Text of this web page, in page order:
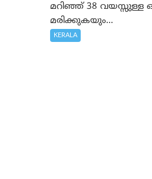
മറിഞ്ഞ് 38 വയസ്സുള്ള
മരിക്കുകയും...
KERALA